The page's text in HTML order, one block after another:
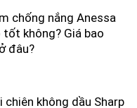
chống nắng Anessa
tốt không? Giá bao
đâu?
chiên không dầu Sharp